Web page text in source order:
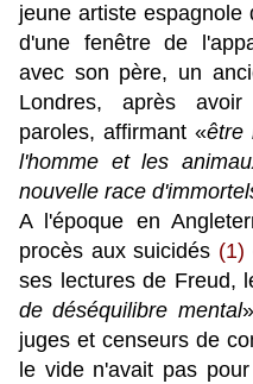
jeune artiste
d'une fenêtre de
avec son père, un
Londres, après avoir
paroles, affirmant «être
l'homme et les
nouvelle race
A l'époque en
procès aux suicidés (1)
ses lectures de Freud,
de déséquilibre mental
juges et censeurs de
le vide n'avait pas